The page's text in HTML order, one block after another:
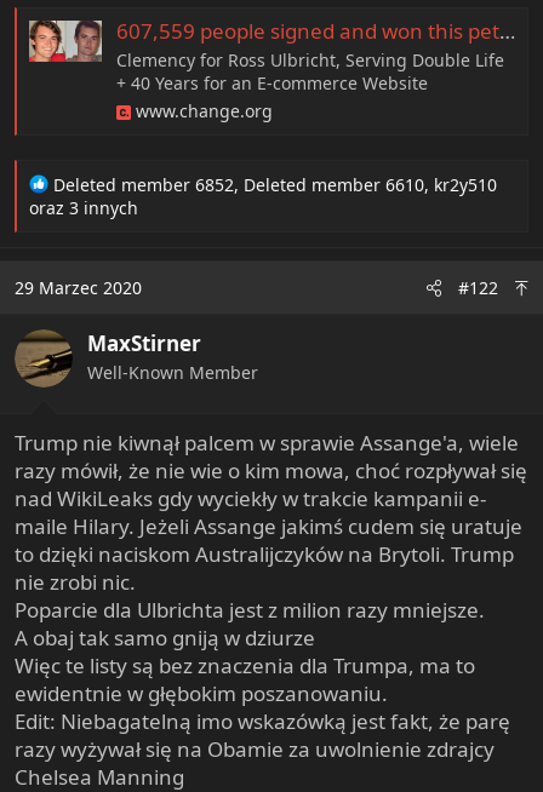
607,559 people signed and won this petition
Clemency for Ross Ulbricht, Serving Double Life
+ 40 Years for an E-commerce Website
www.change.org
R
e
i
n
s
:
Deleted member 6852, Deleted member 6610, kr2y510
oraz 3 innych
29 Marzec 2020 #122
MaxStirner
Well-Known Member
Trump nie kiwnął palcem w sprawie Assange'a, wiele
razy mówił, że nie wie o kim mowa, choć rozpływał się
nad WikiLeaks gdy wyciekły w trakcie kampanii e-
maile Hilary. Jeżeli Assange jakimś cudem się uratuje
to dzięki naciskom Australijczyków na Brytoli. Trump
nie zrobi nic.
Poparcie dla Ulbrichta jest z milion razy mniejsze.
A obaj tak samo gniją w dziurze
Więc te listy są bez znaczenia dla Trumpa, ma to
ewidentnie w głębokim poszanowaniu.
Edit: Niebagatelną imo wskazówką jest fakt, że parę
razy wyżywał się na Obamie za uwolnienie zdrajcy
Chelsea Manning